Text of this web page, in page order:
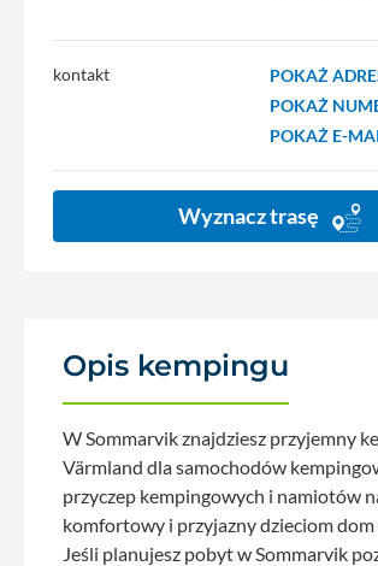
kontakt
POKAŻ
POKAŻ
POKAŻ E-
Wyznacz trasę
Opis kempingu
W Sommarvik znajdziesz przyjemny
Värmland dla samochodów
przyczep kempingowych i namiotów
komfortowy i przyjazny dzieciom dom
Jeśli planujesz pobyt w Sommarvik